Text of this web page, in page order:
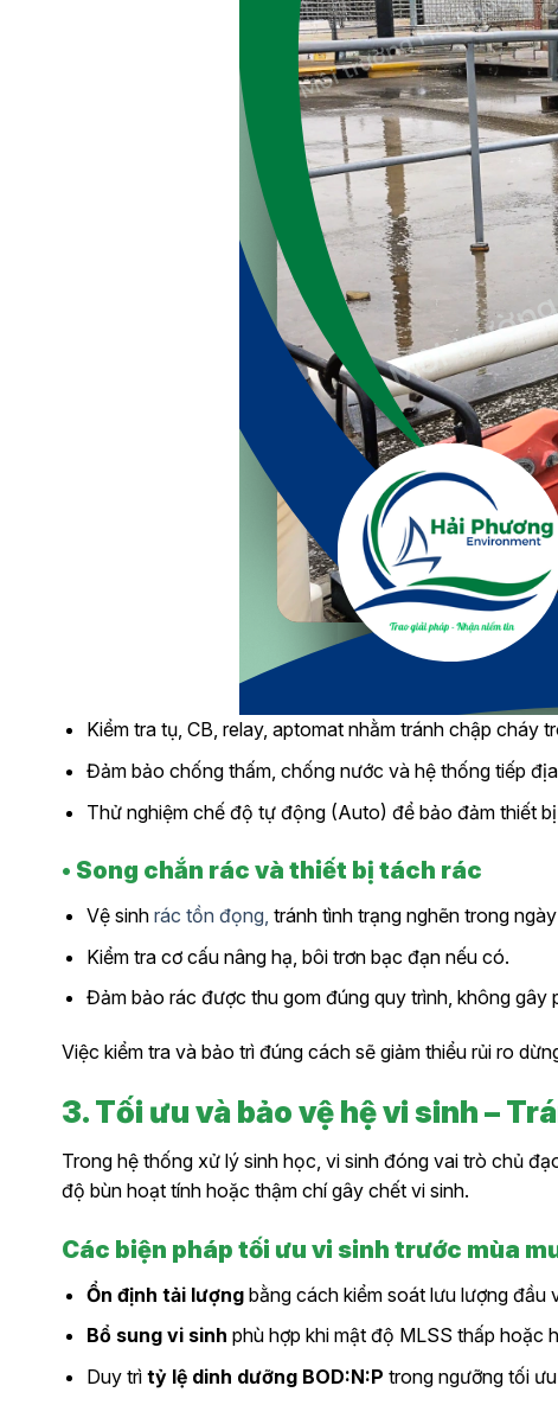
Kiểm tra tụ, CB, relay, aptomat nhằm tránh chập cháy
Đảm bảo chống thấm, chống nước và hệ thống tiếp
Thử nghiệm chế độ tự động (Auto) để bảo đảm thiết
• Song chắn rác và thiết bị tách rác
Vệ sinh rác tồn đọng, tránh tình trạng nghẽn trong
Kiểm tra cơ cấu nâng hạ, bôi trơn bạc đạn nếu có.
Đảm bảo rác được thu gom đúng quy trình, không gây
Việc kiểm tra và bảo trì đúng cách sẽ giảm thiểu rủi ro
3. Tối ưu và bảo vệ hệ vi sinh –
Trong hệ thống xử lý sinh học, vi sinh đóng vai trò chủ
độ bùn hoạt tính hoặc thậm chí gây chết vi sinh.
Các biện pháp tối ưu vi sinh trước mùa
Ổn định tải lượngbằng cách kiểm soát lưu lượng đầu
Bổ sung vi sinh phù hợp khi mật độ MLSS thấp hoặc
Duy trì tỷ lệ dinh dưỡng BOD:N:P trong ngưỡng tối